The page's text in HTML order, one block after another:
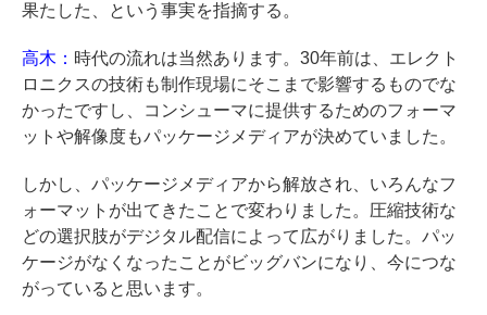
果たした、という事実を指摘する。
高木： 時代の流れは当然あります。30年前は、エレクト
ロニクスの技術も制作現場にそこまで影響するものでな
かったですし、コンシューマに提供するためのフォーマ
ットや解像度もパッケージメディアが決めていました。
しかし、パッケージメディアから解放され、いろんなフ
ォーマットが出てきたことで変わりました。圧縮技術な
どの選択肢がデジタル配信によって広がりました。パッ
ケージがなくなったことがビッグバンになり、今につな
がっていると思います。